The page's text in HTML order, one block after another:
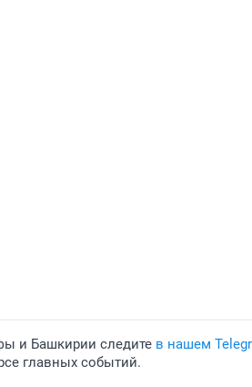
и Башкирии следите в нашем
главных событий.